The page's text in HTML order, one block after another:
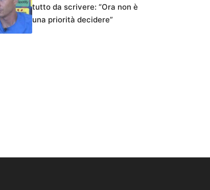
tutto da scrivere: “Ora non è
una priorità decidere”